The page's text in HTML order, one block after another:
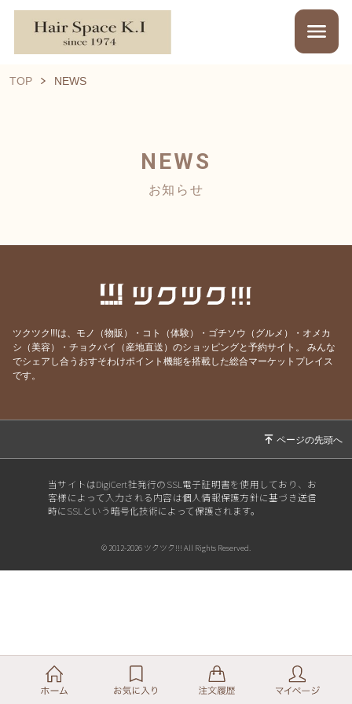
TOP NEWS
NEWS
お知らせ
ツクツク!!!は、モノ（物販）・コト（体験）・ゴチソウ（グルメ）・オメカ
シ（美容）・チョクバイ（産地直送）のショッピングと予約サイト。
みんな
でシェアし合うおすそわけポイント機能を搭載した総合マーケットプレイス
です。
当サイトはDigiCert社発行のSSL電子証明書を使用しており、お
客様によって入力される内容は個人情報保護方針に基づき送信
時にSSLという暗号化技術によって保護されます。
© 2012-2026 ツクツク!!! All Rights Reserved.